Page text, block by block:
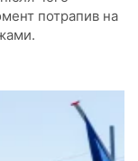
потрапив на